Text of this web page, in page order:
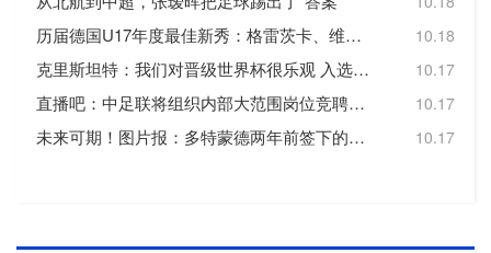
历届德国U17年度最佳新秀：格雷茨卡、维尔纳、维尔茨、格策在列 10.18
克里斯坦特：我们对晋级世界杯很乐观 入选国家队关键是表现出色 10.17
直播吧：中足联将组织内部大范围岗位竞聘，面临几乎“全面换血” 10.17
未来可期！图片报：多特蒙德两年前签下的厄瓜多尔小将即将加盟 10.17